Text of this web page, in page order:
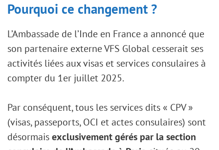
Pourquoi ce changement ?
L’Ambassade de l’Inde en France a annoncé que
son partenaire externe VFS Global cesserait ses
activités liées aux visas et services consulaires à
compter du 1er juillet 2025.
Par conséquent, tous les services dits « CPV »
(visas, passeports, OCI et actes consulaires) sont
désormaisexclusivement gérés par la section